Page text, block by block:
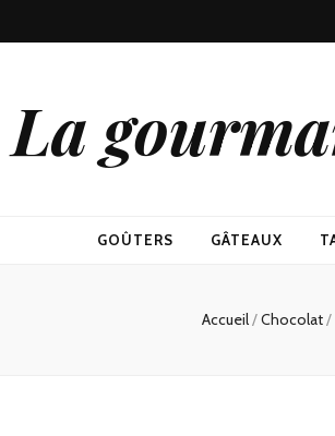
La
GOÛTERS GÂTEAUX
Accueil/Chocolat/